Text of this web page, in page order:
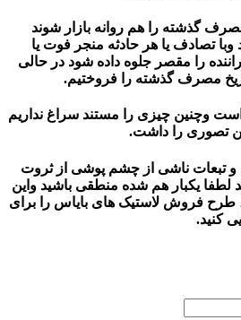
گذشته را هم روانه بازار شوند
وبا تصادف یا هر حادثه منجر فوت یا
را مقصر جلوه داده شود در حالی
مصرف گذشته را فروختیم.
وچنین چیزی را مستند سراغ نداریم
تصوری را داشت.
تبعات ناشی از چشم پوشی از ثروت
یکبار هم شده منطقی باشید واین
، طرح فروش لاستیک های بایاس را برای
کنید.